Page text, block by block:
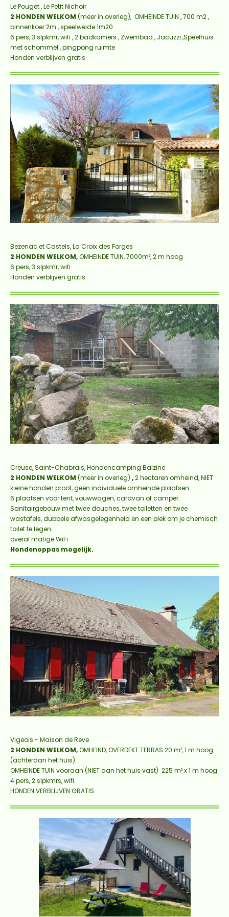
Le Pouget , Le Petit Nichoir
2 HONDEN WELKOM (meer in overleg), OMHEINDE TUIN , 700 m2 ,
binnenkoer 2m , speelweide 1m20
6 pers, 3 slpkmr, wifi , 2 badkamers , Zwembad , Jacuzzi ,Speelhuis
met schommel , pingpong ruimte
Honden verblijven gratis
Bezenac et Castels, La Croix des Forges
2 HONDEN WELKOM,OMHEINDE TUIN, 7000m², 2 m hoog
6 pers, 3 slpkmr, wifi
Honden verblijven gratis
Creuse, Saint-Chabrais, Hondencamping Balzine
2 HONDEN WELKOM (meer in overleg) ,2 hectaren omheind, NIET
kleine honden proof, geen individuele omheinde plaatsen.
6 plaatsen voor tent, vouwwagen, caravan of camper.
Sanitairgebouw met twee douches, twee toiletten en twee
wastafels, dubbele afwasgelegenheid en een plek om je chemisch
toilet te legen.
overal matige WiFi
Hondenoppas mogelijk.
Vigeois - Maison de Reve
2 HONDEN WELKOM,OMHEIND, OVERDEKT TERRAS 20 m², 1 m hoog
(achteraan het huis)
OMHEINDE TUIN vooraan (NIET aan het huis vast) 225 m² x 1 m hoog
4 pers, 2 slpkmrs, wifi
HONDEN VERBLIJVEN GRATIS